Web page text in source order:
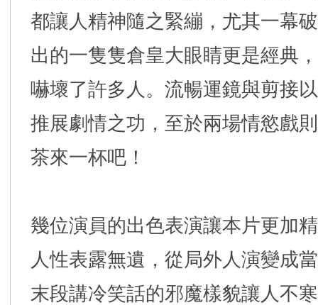
都讓人精神隨之緊繃，尤其一幕
出的一隻隻倉皇大眼睛更是經典
嚇壞了許多人。流暢運鏡與剪接
推展劇情之功，至於兩場情慾戲
茶來一杯吧！
幾位演員的出色表演讓本片更加
人性表露無遺，從局外人演變成
末段講冷笑話的邪魔樣貌讓人不